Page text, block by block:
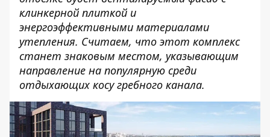
клинкерной плиткой и
энергоэффективными материалами
утепления. Считаем, что этот комплекс
станет знаковым местом, указывающим
направление на популярную среди
отдыхающих косу гребного канала.